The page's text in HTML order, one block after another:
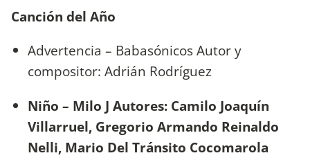
Canción del Año
Advertencia – Babasónicos Autor y
compositor: Adrián Rodríguez
Niño – Milo J Autores: Camilo Joaquín
Villarruel, Gregorio Armando Reinaldo
Nelli, Mario Del Tránsito Cocomarola